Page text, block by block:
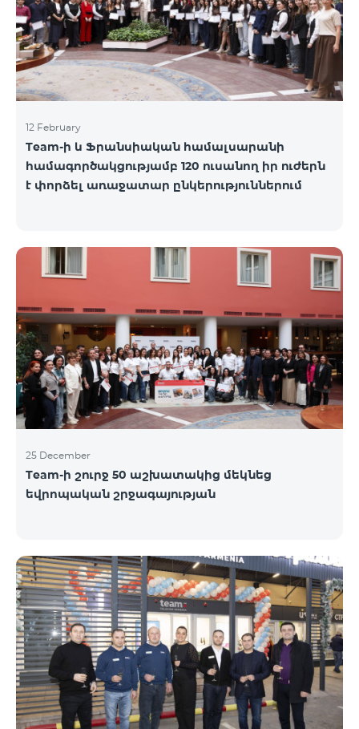
12 February
Team-ի և Ֆրանսիական համալսարանի
համագործակցությամբ 120 ուսանող իր ուժերն
է փորձել առաջատար ընկերություններում
25 December
Team-ի շուրջ 50 աշխատակից մեկնեց
եվրոպական շրջագայության